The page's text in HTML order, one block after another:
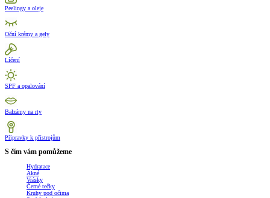
Peelingy a oleje
Oční krémy a gely
Líčení
SPF a opalování
Balzámy na rty
Přípravky k přístrojům
S čím vám pomůžeme
Hydratace
Akné
Vrásky
Černé tečky
Kruhy pod očima